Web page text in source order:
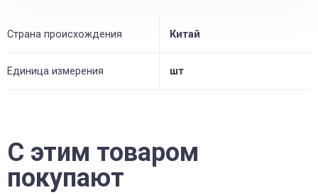
Страна происхождения Китай
Единица измерения шт
С этим товаром
покупают